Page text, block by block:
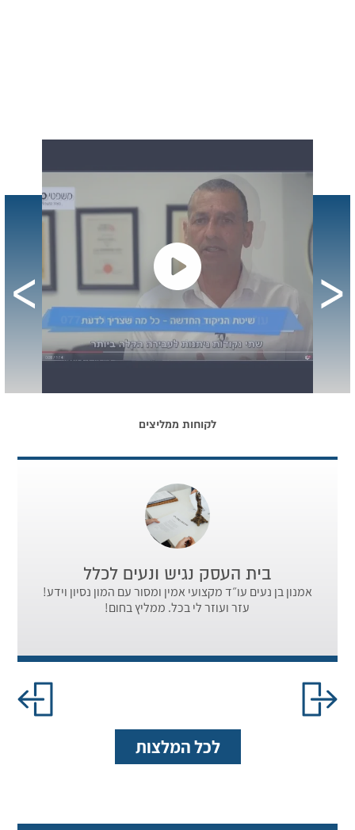
לקוחות ממליצים
בית העסק נגיש ונעים לכלל
אמנון בן נעים עו״ד מקצועי אמין ומסור עם המון נסיון וידע!
עזר ועוזר לי בכל. ממליץ בחום!
לכל המלצות